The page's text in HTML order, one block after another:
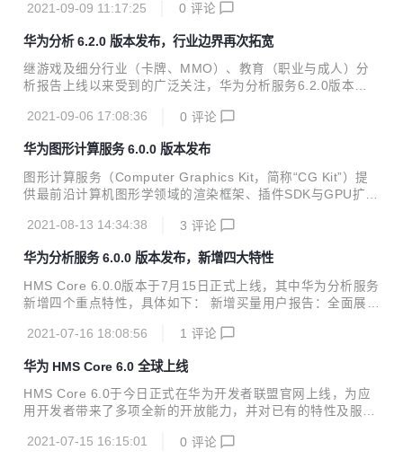
辆服务、购车销售分析和社区与售后构建汽车行业专属全域数
验，打造品牌优势。 构建全域数据指标体系，提升用户价值运
营。 1、 数据概览看板，实时掌握关键运营指标 注册、新
增、活跃、付费用户数都是最基本的运营指标，加入数据概览
板可视化呈现的两个数据：车型分布和商城收入，帮助运营人
2021-09-09 11:17:25 0 评论
华为分析 6.2.0 版本发布，行业边界再次拓宽
继游戏及细分行业（卡牌、MMO）、教育（职业与成人）分
析报告上线以来受到的广泛关注，华为分析服务6.2.0版本再
强势来袭，为各行业数据驱动运营之路高效赋能。 本次6.2.0
行业报告，并提供配套埋点模板，数据上报与分析一站式解
决。 受众群体支持同步至华为应用市场活动管理，用户触达更
加精准。 事件归因分析支持事件内参数的归因，准确还原各事
入能力，支持按需导入自定义用户属性，用户分析更加多样
2021-09-06 17:08:36 0 评论
华为图形计算服务 6.0.0 版本发布
图形计算服务（Computer Graphics Kit，简称“CG Kit”）提
供最前沿计算机图形学领域的渲染框架、插件SDK与GPU扩展
开发者创造最佳体验产品。 华为图形计算服务6.0.0版本已发
的重负载环境下3D渲染； 新增骨骼动画插件特性，使游戏角
色的动作更真实； 新增流体插件，更接近真实的液体形态；
新增体积雾插件，提供逼真、高效的雾渲染能力； 新增TAA抗
版本更新说明可查看新特性介绍
2021-08-13 14:34:38 3 评论
华为分析服务 6.0.0 版本发布，新增四大特性
HMS Core 6.0.0版本于7月15日正式上线，其中华为分析服务
新增四个重点特性，具体如下： 新增买量用户报告：全面展示
况，以及付费率、ARPPU、ARPU等指标，高效衡量买量用户
额、付费率、ARPPU、ARPU等指标及每日明细，方便您全览
或下钻分析用户付费情况； 新增实时概览：基于ClickHouse
重构实时概览，支持48小时实时流事件对比，可实时查看各渠
等； 受众分析报告增强：支持省份与城市分布、数据导出功能
2021-07-16 18:08:56 1 评论
华为 HMS Core 6.0 全球上线
HMS Core 6.0于今日正式在华为开发者联盟官网上线，为应
用开发者带来了多项全新的开放能力，并对已有的特性及服务
面完成更新升级，开发者可登录华为开发者联盟官网下载使用
2021-07-15 16:15:01 0 评论